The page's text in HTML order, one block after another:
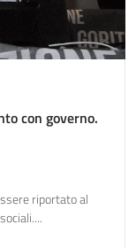
con governo.
riportato al